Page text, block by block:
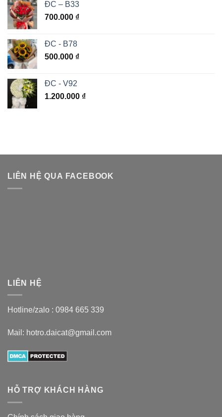
ĐC – B33
700.000 ₫
ĐC - B78
500.000 ₫
ĐC - V92
1.200.000 ₫
LIÊN HỆ QUA FACEBOOK
LIÊN HỆ
Hotline/zalo : 0984 665 339
Mail: hotro.daicat@gmail.com
HỖ TRỢ KHÁCH HÀNG